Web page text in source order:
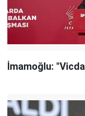
İmamoğlu: